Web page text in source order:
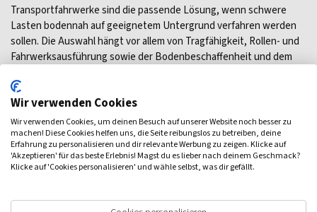
Transportfahrwerke sind die passende Lösung, wenn schwere
Lasten bodennah auf geeignetem Untergrund verfahren werden
sollen. Die Auswahl hängt vor allem von Tragfähigkeit, Rollen- und
Fahrwerksausführung sowie der Bodenbeschaffenheit und dem
Verfahrwege ausreichen oder eine lenkbare Lösung benötigt wird.
Für ziehende Transporte über längere Strecken können auch
Elektroschlepper sinnvoll sein. Die passenden Transportfahrwerke
finden Sie unten in der Übersicht.
Filtern
Wir verwenden Cookies
Wir verwenden Cookies, um deinen Besuch auf unserer Website noch besser zu
machen! Diese Cookies helfen uns, die Seite reibungslos zu betreiben, deine
Erfahrung zu personalisieren und dir relevante Werbung zu zeigen. Klicke auf
'Akzeptieren' für das beste Erlebnis! Magst du es lieber nach deinem Geschmack?
Klicke auf 'Cookies personalisieren' und wähle selbst, was dir gefällt.